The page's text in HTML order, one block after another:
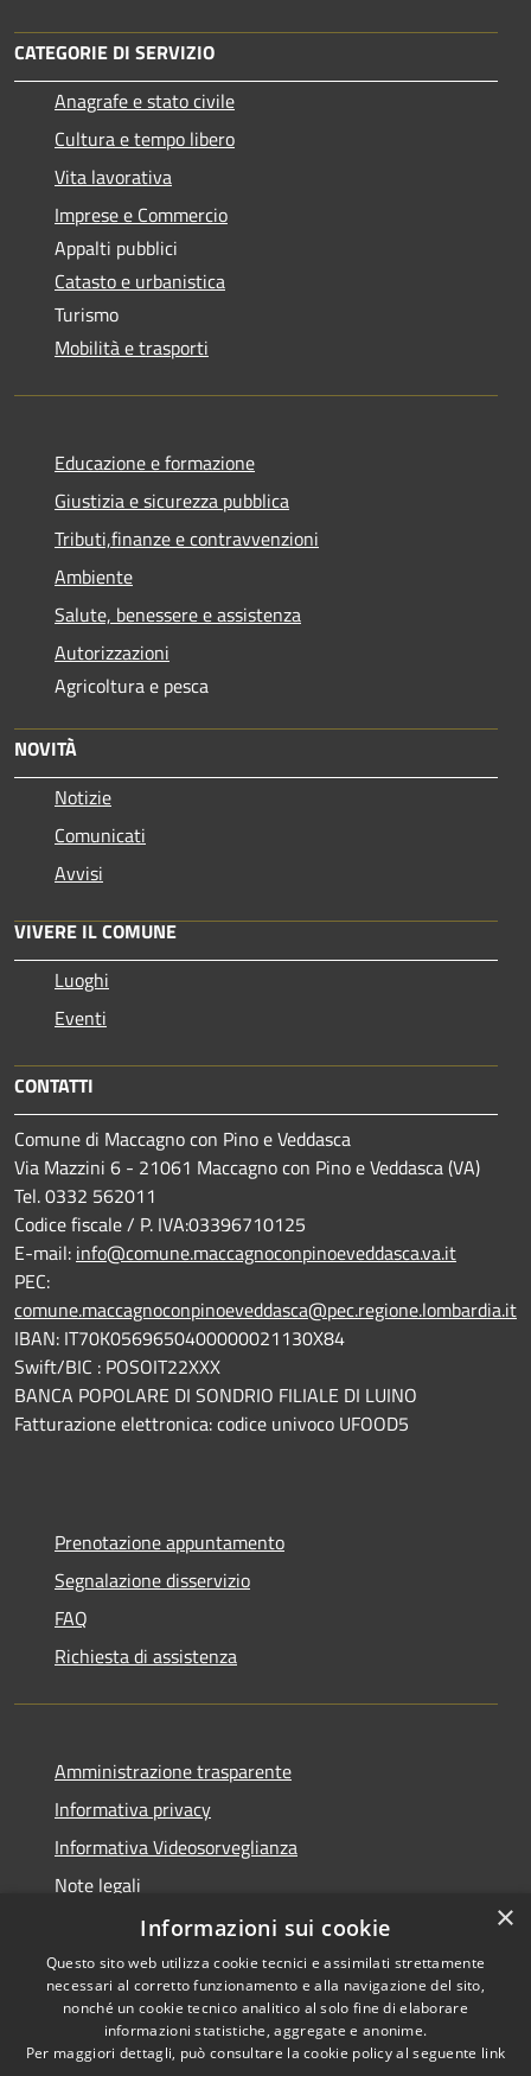
CATEGORIE DI SERVIZIO
Anagrafe e stato civile
Cultura e tempo libero
Vita lavorativa
Imprese e Commercio
Appalti pubblici
Catasto e urbanistica
Turismo
Mobilità e trasporti
Educazione e formazione
Giustizia e sicurezza pubblica
Tributi,finanze e contravvenzioni
Ambiente
Salute, benessere e assistenza
Autorizzazioni
Agricoltura e pesca
NOVITÀ
Notizie
Comunicati
Avvisi
VIVERE IL COMUNE
Luoghi
Eventi
CONTATTI
Comune di Maccagno con Pino e Veddasca
Via Mazzini 6 - 21061 Maccagno con Pino e Veddasca (VA)
Tel. 0332 562011
Codice fiscale / P. IVA:03396710125
E-mail: info@comune.maccagnoconpinoeveddasca.va.it
PEC:
comune.maccagnoconpinoeveddasca@pec.regione.lombardia.it
IBAN: IT70K0569650400000021130X84
Swift/BIC : POSOIT22XXX
BANCA POPOLARE DI SONDRIO FILIALE DI LUINO
Fatturazione elettronica: codice univoco UFOOD5
Prenotazione appuntamento
Segnalazione disservizio
FAQ
Richiesta di assistenza
Amministrazione trasparente
Informativa privacy
Informativa Videosorveglianza
Note legali
Dichiarazione di accessibilità
RSS
Copyright © 2026 • Comune di
×
Informazioni sui cookie
Questo sito web utilizza cookie tecnici e assimilati strettamente
necessari al corretto funzionamento e alla navigazione del sito,
nonché un cookie tecnico analitico al solo fine di elaborare
informazioni statistiche, aggregate e anonime.
Per maggiori dettagli, può consultare la cookie policy al seguente link